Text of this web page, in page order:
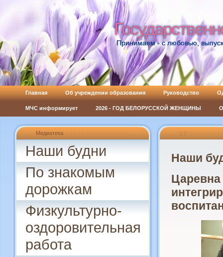
Принимаем - с любовью,
Главная Об учреждении образования Руководство
МЧС информирует 2026 - ГОД БЕЛОРУССКОЙ ЖЕНЩИНЫ
Медиатека
Наши будни
По знакомым
дорожкам
Физкультурно-
оздоровительная
работа
:: ::
Наши
Царевна